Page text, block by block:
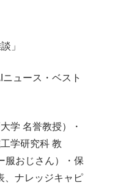
」
ュース・ベスト
学 名誉教授）・
学研究科 教
服おじさん）・保
、ナレッジキャピ